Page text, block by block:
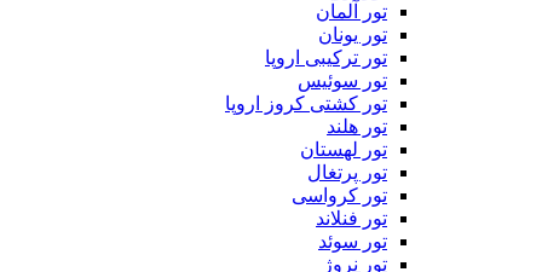
تور آلمان
تور یونان
تور ترکیبی اروپا
تور سوئیس
تور کشتی کروز اروپا
تور هلند
تور لهستان
تور پرتغال
تور کرواسی
تور فنلاند
تور سوئد
تور نروژ